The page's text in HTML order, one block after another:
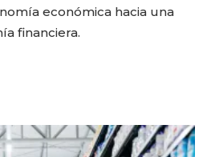
económica hacia una
financiera.